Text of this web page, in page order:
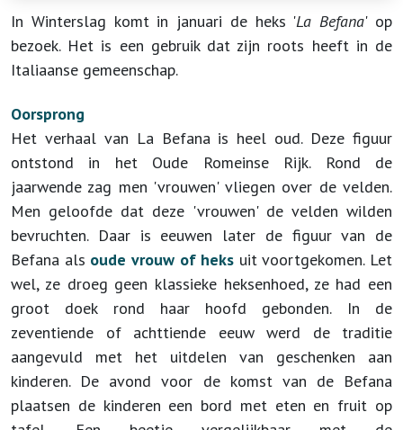
In Winterslag komt in januari de heks 'La Befana' op
bezoek. Het is een gebruik dat zijn roots heeft in de
Italiaanse gemeenschap.
Oorsprong
Het verhaal van La Befana is heel oud. Deze figuur
ontstond in het Oude Romeinse Rijk. Rond de
jaarwende zag men 'vrouwen' vliegen over de velden.
Men geloofde dat deze 'vrouwen' de velden wilden
bevruchten. Daar is eeuwen later de figuur van de
Befana als oude vrouw of heks uit voortgekomen. Let
wel, ze droeg geen klassieke heksenhoed, ze had een
groot doek rond haar hoofd gebonden. In de
zeventiende of achttiende eeuw werd de traditie
aangevuld met het uitdelen van geschenken aan
kinderen. De avond voor de komst van de Befana
plaatsen de kinderen een bord met eten en fruit op